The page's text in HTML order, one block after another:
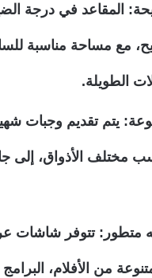
المقاعد في درجة
مع مساحة مناسبة
الطويلة.
يتم تقديم وجبات
مختلف الأذواق، إلى
متطور: تتوفر شاشات
من الأفلام، البرامج